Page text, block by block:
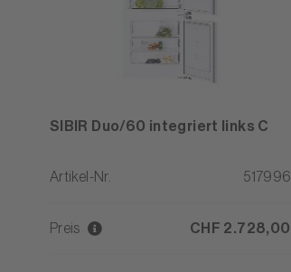
SIBIR Duo/60 integriert links C
Artikel-Nr. 517996
Preis CHF 2.728,00